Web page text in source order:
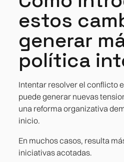
estos
generar
política
Intentar resolver el conflicto
puede generar nuevas
una reforma organizativa
inicio.
En muchos casos, resulta
iniciativas acotadas.